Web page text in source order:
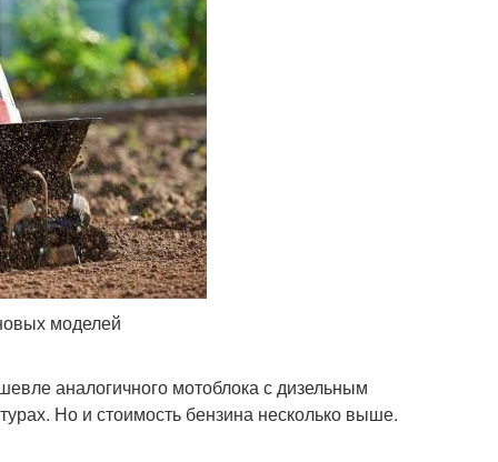
моделей
аналогичного мотоблока с дизельным
Но и стоимость бензина несколько выше.